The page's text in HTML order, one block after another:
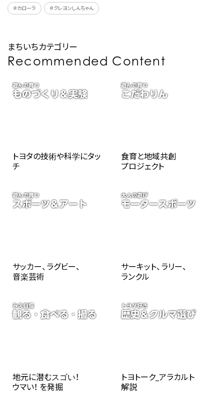
＃カローラ ＃クレヨンしんちゃん
まちいちカテゴリー
Recommended Content
トヨタの技術や科学にタッ
チ
食育と地域共創
プロジェクト
サッカー、ラグビー、
音楽芸術
サーキット、ラリー、
ランクル
地元に潜むスゴい！
ウマい！ を発掘
トヨトーク_アラカルト
解説